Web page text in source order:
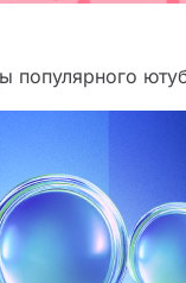
популярного